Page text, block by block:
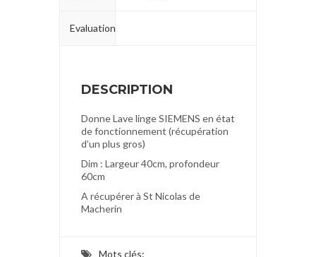
Evaluation
DESCRIPTION
Donne Lave linge SIEMENS en état
de fonctionnement (récupération
d’un plus gros)
Dim : Largeur 40cm, profondeur
60cm
A récupérer à St Nicolas de
Macherin
Mots clés: